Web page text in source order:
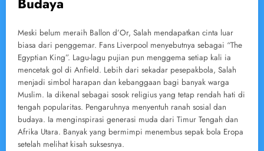
Meski belum meraih Ballon d’Or, Salah mendapatkan cinta luar
biasa dari penggemar. Fans Liverpool menyebutnya sebagai “The
Egyptian King”. Lagu-lagu pujian pun menggema setiap kali ia
mencetak gol di Anfield. Lebih dari sekadar pesepakbola, Salah
menjadi simbol harapan dan kebanggaan bagi banyak warga
Muslim. Ia dikenal sebagai sosok religius yang tetap rendah hati di
tengah popularitas. Pengaruhnya menyentuh ranah sosial dan
budaya. Ia menginspirasi generasi muda dari Timur Tengah dan
Afrika Utara. Banyak yang bermimpi menembus sepak bola Eropa
setelah melihat kisah suksesnya.